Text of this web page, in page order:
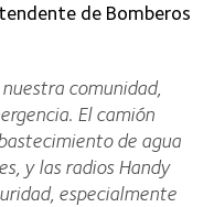
de Bomberos
comunidad,
El camión
de agua
y las radios Handy
especialmente